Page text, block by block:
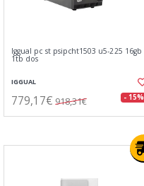
Iggual pc st psipcht1503 u5-225 16gb
1tb dos
IGGUAL
779,17€ 918,31€ - 15%